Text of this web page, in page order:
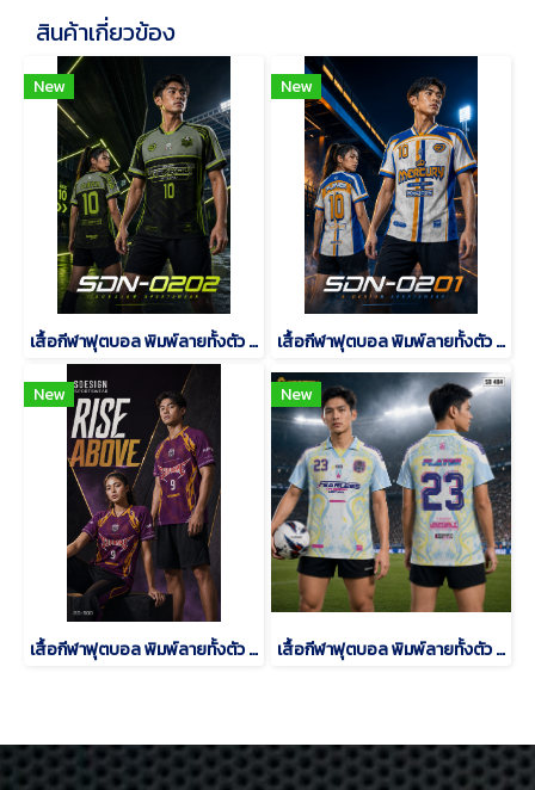
สินค้าเกี่ยวข้อง
New
เสื้อกีฬาฟุตบอล พิมพ์ลายทั้งตัว เนื้อผ้า "นาโนเทค"SDN-0202
New
เสื้อกีฬาฟุตบอล พิมพ์ลายทั้งตัว เนื้อผ้า "นาโนเทค"SDN-0201
New
เสื้อกีฬาฟุตบอล พิมพ์ลายทั้งตัว เนื้อผ้า "นาโนเทค"SD-500
New
เสื้อกีฬาฟุตบอล พิมพ์ลายทั้งตัว เนื้อผ้า "นาโนเทค"SD-484